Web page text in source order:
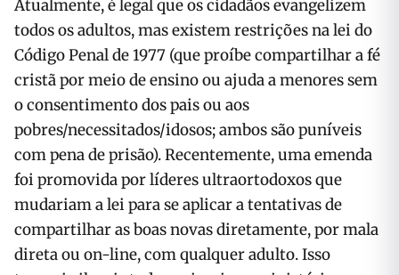
Atualmente, é legal que os cidadãos evangelizem
todos os adultos, mas existem restrições na lei do
Código Penal de 1977 (que proíbe compartilhar a fé
cristã por meio de ensino ou ajuda a menores sem
o consentimento dos pais ou aos
pobres/necessitados/idosos; ambos são puníveis
com pena de prisão). Recentemente, uma emenda
foi promovida por líderes ultraortodoxos que
mudariam a lei para se aplicar a tentativas de
compartilhar as boas novas diretamente, por mala
direta ou on-line, com qualquer adulto. Isso